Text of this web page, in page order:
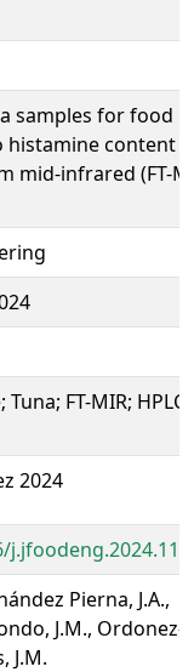
samples for food
histamine content
mid-infrared (FT-
FT-MIR; HPLC;
2024
Pierna, J.A.,
J.M., Ordonez-
J.M.